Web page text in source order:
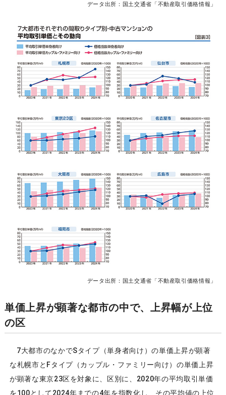
データ出所：国土交通省「不動産取引価格情報」
データ出所：国土交通省「不動産取引価格情報」
単価上昇が顕著な都市の中で、上昇幅が上位
の区
7大都市のなかでSタイプ（単身者向け）の単価上昇が顕著
な札幌市とFタイプ（カップル・ファミリー向け）の単価上昇
が顕著な東京23区を対象に、区別に、2020年の平均取引単価
を100として2024年までの4年を指数化し、その平均値の上位